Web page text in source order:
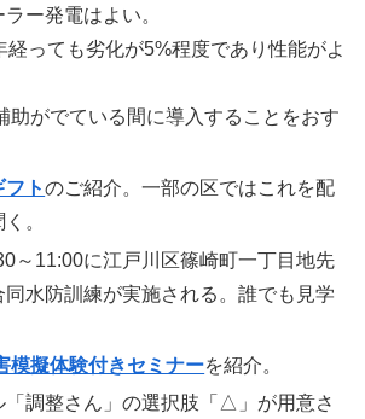
ー発電はよい。
経っても劣化が5%程度であり性能がよ
助がでている間に導入することをおす
フトのご紹介。一部の区ではこれを配
。
～11:00に江戸川区篠崎町一丁目地先
同水防訓練が実施される。誰でも見学
模擬体験付きセミナーを紹介。
「調整さん」の選択肢「△」が用意さ